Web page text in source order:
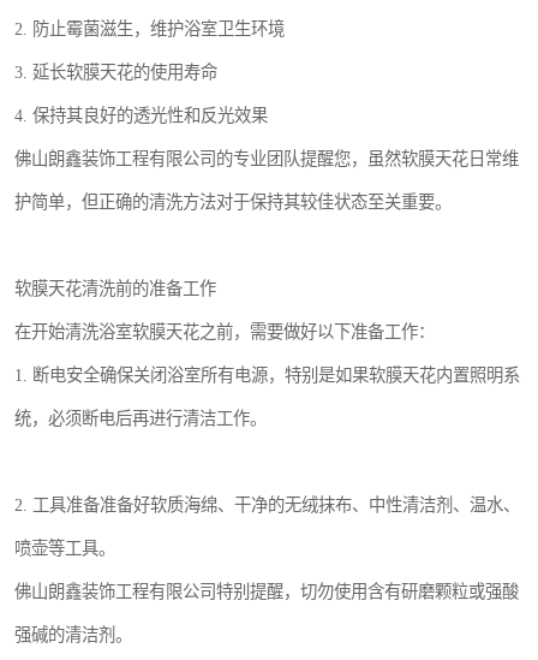
2. 防止霉菌滋生，维护浴室卫生环境
3. 延长软膜天花的使用寿命
4. 保持其良好的透光性和反光效果
佛山朗鑫装饰工程有限公司的专业团队提醒您，虽然软膜天花日常维
护简单，但正确的清洗方法对于保持其较佳状态至关重要。
软膜天花清洗前的准备工作
在开始清洗浴室软膜天花之前，需要做好以下准备工作：
1. 断电安全确保关闭浴室所有电源，特别是如果软膜天花内置照明系
统，必须断电后再进行清洁工作。
2. 工具准备准备好软质海绵、干净的无绒抹布、中性清洁剂、温水、
喷壶等工具。
佛山朗鑫装饰工程有限公司特别提醒，切勿使用含有研磨颗粒或强酸
强碱的清洁剂。